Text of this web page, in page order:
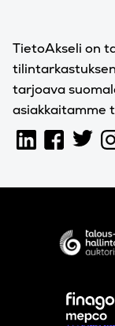
TietoAkseli on
tarjoava
asiakkaitamme